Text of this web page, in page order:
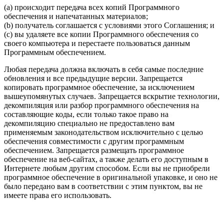
(а) происходит передача всех копий Программного
обеспечения и напечатанных материалов;
(b) получатель соглашается с условиями этого Соглашения; и
(c) вы удаляете все копии Программного обеспечения со
своего компьютера и перестаете пользоваться данным
Программным обеспечением.
Любая передача должна включать в себя самые последние
обновления и все предыдущие версии. Запрещается
копировать программное обеспечение, за исключением
вышеупомянутых случаев. Запрещается вскрытие технологии,
декомпиляция или разбор программного обеспечения на
составляющие коды, если только такое право на
декомпиляцию специально не предоставлено вам
применяемым законодательством исключительно с целью
обеспечения совместимости с другим программным
обеспечением. Запрещается размещать программное
обеспечение на веб-сайтах, а также делать его доступным в
Интернете любым другим способом. Если вы не приобрели
программное обеспечение в оригинальной упаковке, и оно не
было передано вам в соответствии с этим пунктом, вы не
имеете права его использовать.